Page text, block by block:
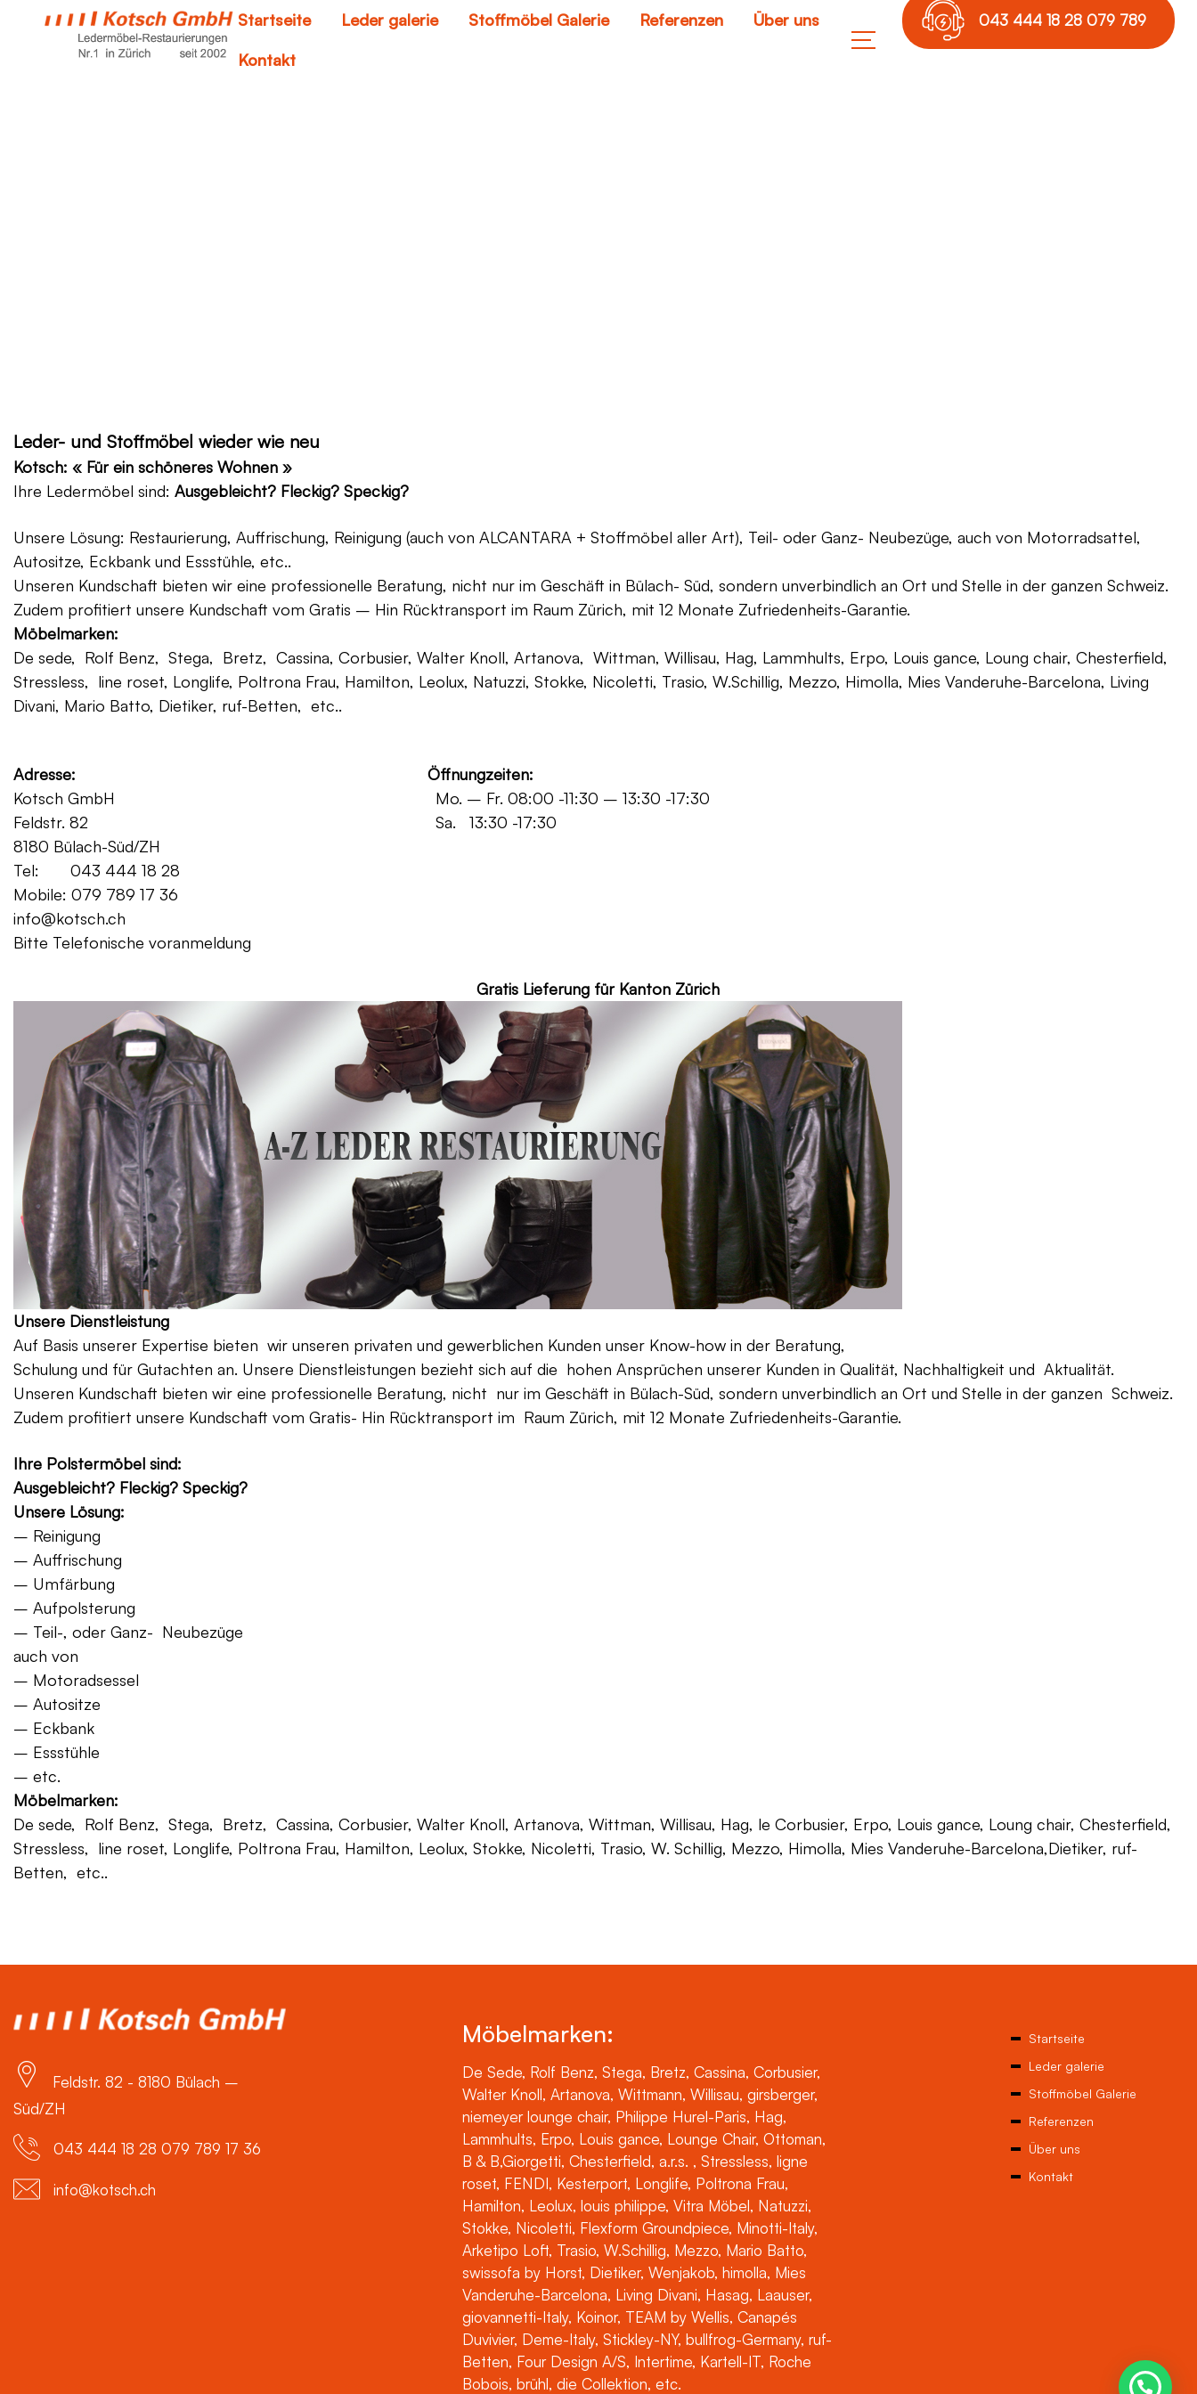
Startseite Leder galerie Stoffmöbel Galerie Referenzen Über uns
Kontakt
043 444 18 28 079 789
Leder- und Stoffmöbel wieder wie neu
Kotsch: « Für ein schöneres Wohnen »
Ihre Ledermöbel sind: Ausgebleicht? Fleckig? Speckig?
Unsere Lösung: Restaurierung, Auffrischung, Reinigung (auch von ALCANTARA + Stoffmöbel aller Art), Teil- oder Ganz- Neubezüge, auch von Motorradsattel,
Autositze, Eckbank und Essstühle, etc..
Unseren Kundschaft bieten wir eine professionelle Beratung, nicht nur im Geschäft in Bülach- Süd, sondern unverbindlich an Ort und Stelle in der ganzen Schweiz.
Zudem profitiert unsere Kundschaft vom Gratis – Hin Rücktransport im Raum Zürich, mit 12 Monate Zufriedenheits-Garantie.
Möbelmarken:
De sede, Rolf Benz, Stega, Bretz, Cassina, Corbusier, Walter Knoll, Artanova, Wittman, Willisau, Hag, Lammhults, Erpo, Louis gance, Loung chair, Chesterfield,
Stressless, line roset, Longlife, Poltrona Frau, Hamilton, Leolux, Natuzzi, Stokke, Nicoletti, Trasio, W.Schillig, Mezzo, Himolla, Mies Vanderuhe-Barcelona, Living
Divani, Mario Batto, Dietiker, ruf-Betten, etc..
Adresse:
Öffnungzeiten:
Kotsch GmbH Mo. – Fr. 08:00 -11:30 – 13:30 -17:30
Feldstr. 82 Sa. 13:30 -17:30
8180 Bülach-Süd/ZH
Tel: 043 444 18 28
Mobile: 079 789 17 36
info@kotsch.ch
Bitte Telefonische voranmeldung
Gratis Lieferung für Kanton Zürich
Unsere Dienstleistung
Auf Basis unserer Expertise bieten wir unseren privaten und gewerblichen Kunden unser Know-how in der Beratung,
Schulung und für Gutachten an. Unsere Dienstleistungen bezieht sich auf die hohen Ansprüchen unserer Kunden in Qualität, Nachhaltigkeit und Aktualität.
Unseren Kundschaft bieten wir eine professionelle Beratung, nicht nur im Geschäft in Bülach-Süd, sondern unverbindlich an Ort und Stelle in der ganzen Schweiz.
Zudem profitiert unsere Kundschaft vom Gratis- Hin Rücktransport im Raum Zürich, mit 12 Monate Zufriedenheits-Garantie.
Ihre Polstermöbel sind:
Ausgebleicht? Fleckig? Speckig?
Unsere Lösung:
– Reinigung
– Auffrischung
– Umfärbung
– Aufpolsterung
– Teil-, oder Ganz- Neubezüge
auch von
– Motoradsessel
– Autositze
– Eckbank
– Essstühle
– etc.
Möbelmarken:
De sede, Rolf Benz, Stega, Bretz, Cassina, Corbusier, Walter Knoll, Artanova, Wittman, Willisau, Hag, le Corbusier, Erpo, Louis gance, Loung chair, Chesterfield,
Stressless, line roset, Longlife, Poltrona Frau, Hamilton, Leolux, Stokke, Nicoletti, Trasio, W. Schillig, Mezzo, Himolla, Mies Vanderuhe-Barcelona,Dietiker, ruf-
Betten, etc..
Feldstr. 82 - 8180 Bülach –
Süd/ZH
043 444 18 28 079 789 17 36
info@kotsch.ch
Möbelmarken:
De Sede, Rolf Benz, Stega, Bretz, Cassina, Corbusier,
Walter Knoll, Artanova, Wittmann, Willisau, girsberger,
niemeyer lounge chair, Philippe Hurel-Paris, Hag,
Lammhults, Erpo, Louis gance, Lounge Chair, Ottoman,
B & B,Giorgetti, Chesterfield, a.r.s. , Stressless, ligne
roset, FENDI, Kesterport, Longlife, Poltrona Frau,
Hamilton, Leolux, louis philippe, Vitra Möbel, Natuzzi,
Stokke, Nicoletti, Flexform Groundpiece, Minotti-Italy,
Arketipo Loft, Trasio, W.Schillig, Mezzo, Mario Batto,
swissofa by Horst, Dietiker, Wenjakob, himolla, Mies
Vanderuhe-Barcelona, Living Divani, Hasag, Laauser,
giovannetti-Italy, Koinor, TEAM by Wellis, Canapés
Duvivier, Deme-Italy, Stickley-NY, bullfrog-Germany, ruf-
Betten, Four Design A/S, Intertime, Kartell-IT, Roche
Bobois, brühl, die Collektion, etc.
Startseite
Leder galerie
Stoffmöbel Galerie
Referenzen
Über uns
Kontakt